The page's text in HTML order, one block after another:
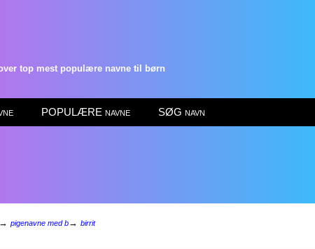
top mest populære navne til børn
POPULÆRE navne SØG navn
→ pigenavne med b→ birrit